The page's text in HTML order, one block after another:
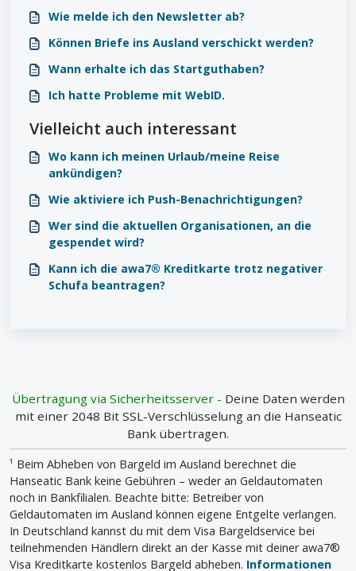
Wie melde ich den Newsletter ab?
Können Briefe ins Ausland verschickt werden?
Wann erhalte ich das Startguthaben?
Ich hatte Probleme mit WebID.
Vielleicht auch interessant
Wo kann ich meinen Urlaub/meine Reise
ankündigen?
Wie aktiviere ich Push-Benachrichtigungen?
Wer sind die aktuellen Organisationen, an die
gespendet wird?
Kann ich die awa7® Kreditkarte trotz negativer
Schufa beantragen?
Übertragung via Sicherheitsserver - Deine Daten werden
mit einer 2048 Bit SSL-Verschlüsselung an die Hanseatic
Bank übertragen.
¹ Beim Abheben von Bargeld im Ausland berechnet die
Hanseatic Bank keine Gebühren – weder an Geldautomaten
noch in Bankfilialen. Beachte bitte: Betreiber von
Geldautomaten im Ausland können eigene Entgelte verlangen.
In Deutschland kannst du mit dem Visa Bargeldservice bei
teilnehmenden Händlern direkt an der Kasse mit deiner awa7®
Visa Kreditkarte kostenlos Bargeld abheben. Informationen